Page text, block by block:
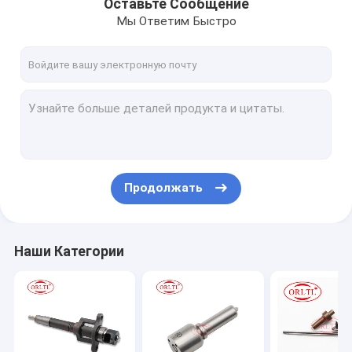
Оставьте Сообщение
Мы Ответим Быстро
Продолжать
Наши Категории